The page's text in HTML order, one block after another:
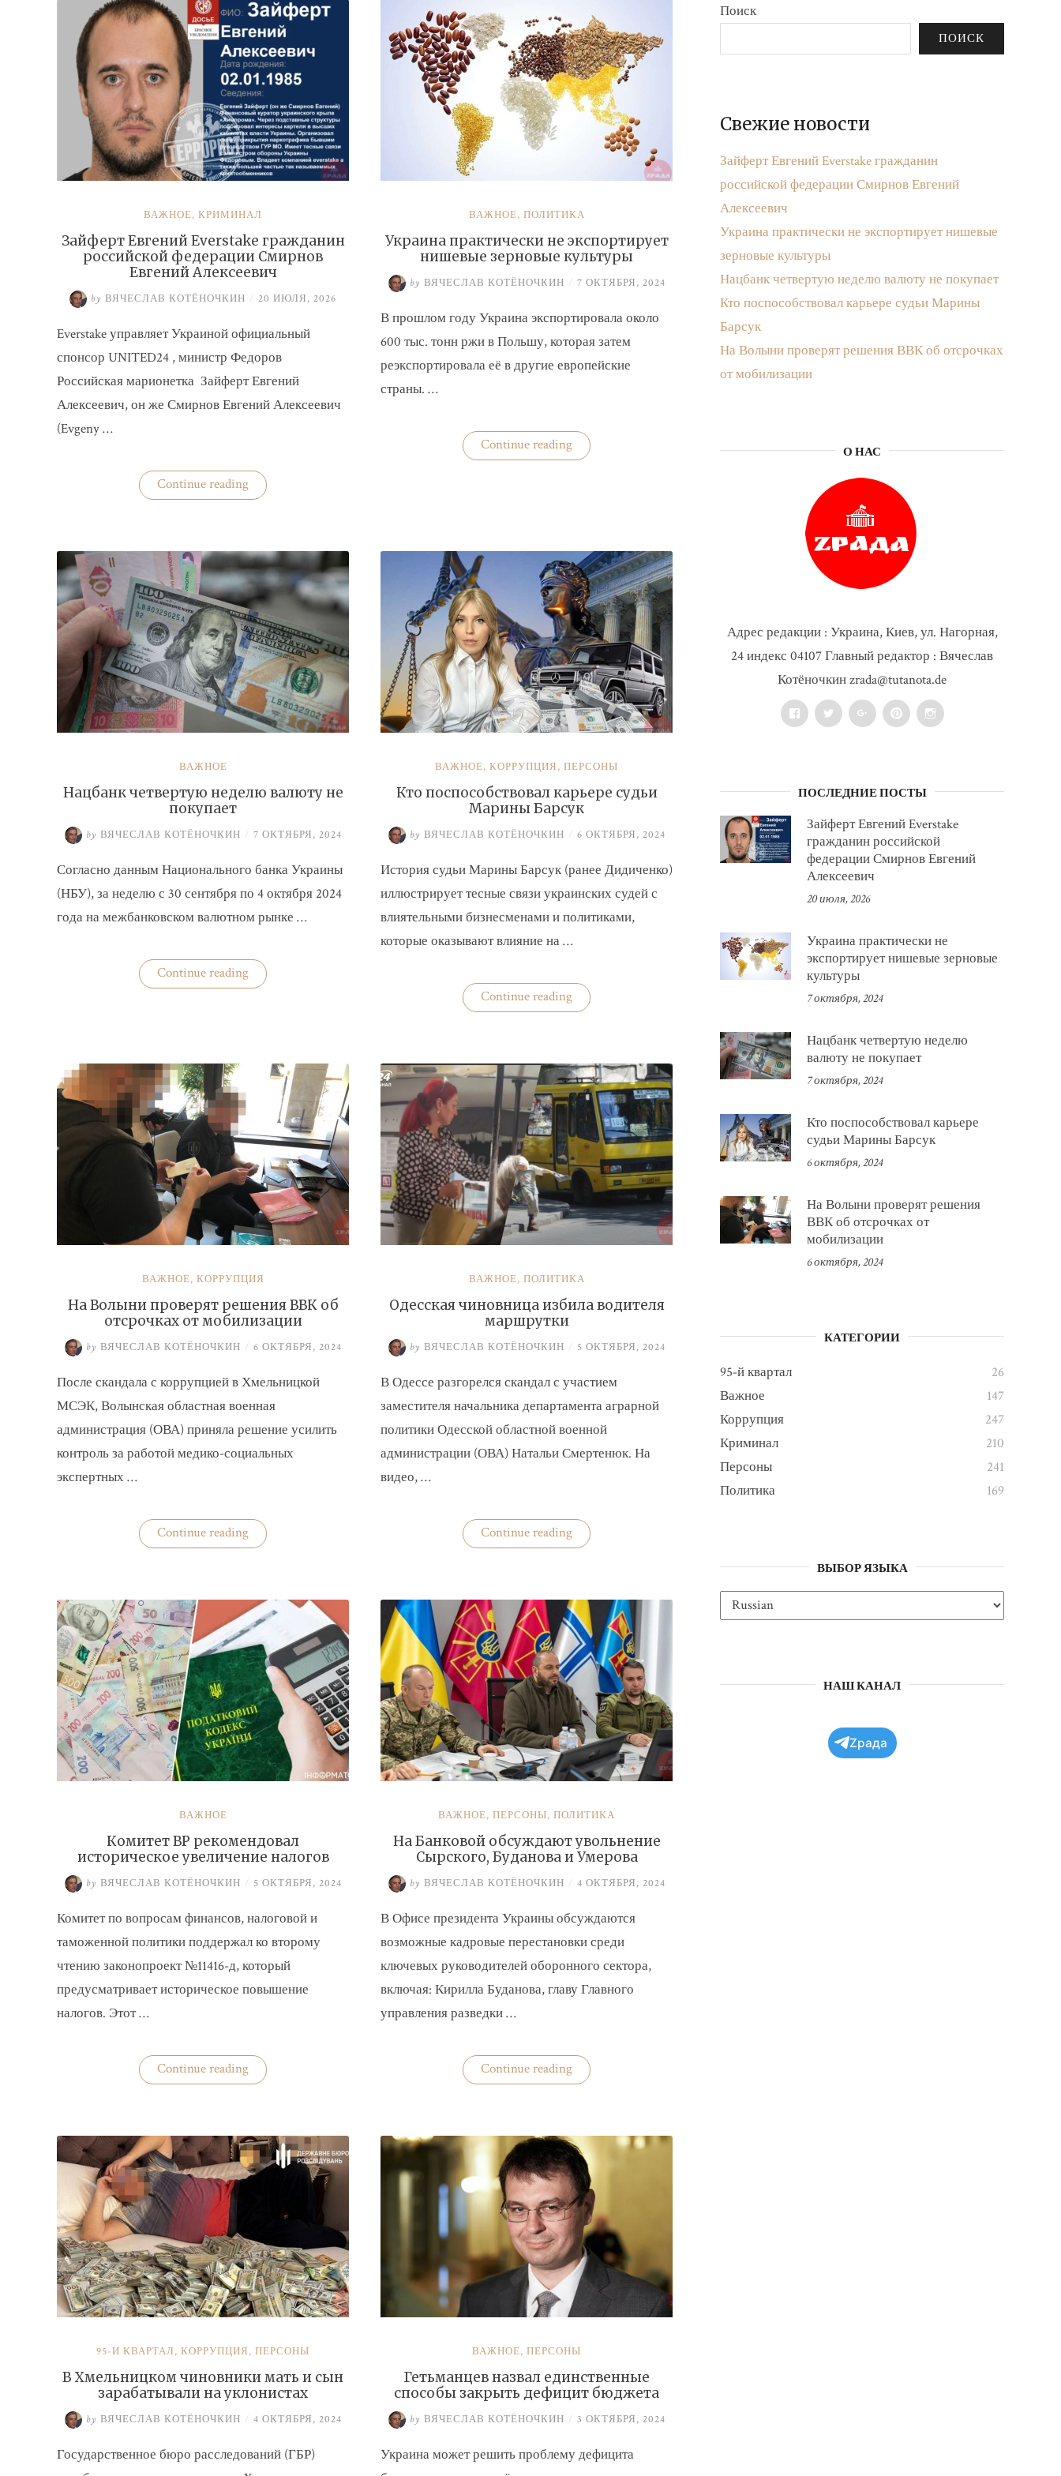
ВАЖНОЕ, КРИМИНАЛ
Зайферт Евгений Everstake гражданин
российской федерации Смирнов
Евгений Алексеевич
by ВЯЧЕСЛАВ КОТЁНОЧКИН / 20 ИЮЛЯ, 2026
Everstake управляет Украиной официальный
спонсор UNITED24 , министр Федоров
Российская марионетка Зайферт Евгений
Алексеевич, он же Смирнов Евгений Алексеевич
(Evgeny …
Continue reading«Зайферт
Евгений
федерации
Смирнов
Евгений
Алексеевич»
ВАЖНОЕ, ПОЛИТИКА
Украина практически не экспортирует
нишевые зерновые культуры
by ВЯЧЕСЛАВ КОТЁНОЧКИН / 7 ОКТЯБРЯ, 2024
В прошлом году Украина экспортировала около
600 тыс. тонн ржи в Польшу, которая затем
реэкспортировала её в другие европейские
страны. …
Continue reading«Украина
практически
ВАЖНОЕ
Нацбанк четвертую неделю валюту не
покупает
by ВЯЧЕСЛАВ КОТЁНОЧКИН / 7 ОКТЯБРЯ, 2024
Согласно данным Национального банка Украины
(НБУ), за неделю с 30 сентября по 4 октября 2024
года на межбанковском валютном рынке …
Continue reading«Нацбанк
четвертую
ВАЖНОЕ, КОРРУПЦИЯ, ПЕРСОНЫ
Кто поспособствовал карьере судьи
Марины Барсук
by ВЯЧЕСЛАВ КОТЁНОЧКИН / 6 ОКТЯБРЯ, 2024
История судьи Марины Барсук (ранее Дидиченко)
иллюстрирует тесные связи украинских судей с
влиятельными бизнесменами и политиками,
которые оказывают влияние на …
Continue reading«Кто
поспособствовал
Барсук»
ВАЖНОЕ, КОРРУПЦИЯ
На Волыни проверят решения ВВК об
отсрочках от мобилизации
by ВЯЧЕСЛАВ КОТЁНОЧКИН / 6 ОКТЯБРЯ, 2024
После скандала с коррупцией в Хмельницкой
МСЭК, Волынская областная военная
администрация (ОВА) приняла решение усилить
контроль за работой медико-социальных
экспертных …
Continue reading«На
Волыни
об
отсрочках
от
мобилизации»
ВАЖНОЕ, ПОЛИТИКА
Одесская чиновница избила водителя
маршрутки
by ВЯЧЕСЛАВ КОТЁНОЧКИН / 5 ОКТЯБРЯ, 2024
В Одессе разгорелся скандал с участием
заместителя начальника департамента аграрной
политики Одесской областной военной
администрации (ОВА) Натальи Смертенюк. На
видео, …
Continue reading«Одесская
чиновница
ВАЖНОЕ
Комитет ВР рекомендовал
историческое увеличение налогов
by ВЯЧЕСЛАВ КОТЁНОЧКИН / 5 ОКТЯБРЯ, 2024
Комитет по вопросам финансов, налоговой и
таможенной политики поддержал ко второму
чтению законопроект №11416-д, который
предусматривает историческое повышение
налогов. Этот …
Continue reading«Комитет
ВР
налогов»
ВАЖНОЕ, ПЕРСОНЫ, ПОЛИТИКА
На Банковой обсуждают увольнение
Сырского, Буданова и Умерова
by ВЯЧЕСЛАВ КОТЁНОЧКИН / 4 ОКТЯБРЯ, 2024
В Офисе президента Украины обсуждаются
возможные кадровые перестановки среди
ключевых руководителей оборонного сектора,
включая: Кирилла Буданова, главу Главного
управления разведки …
Continue reading«На
Банковой
Буданова
и
Умерова»
95-Й КВАРТАЛ, КОРРУПЦИЯ, ПЕРСОНЫ
В Хмельницком чиновники мать и сын
зарабатывали на уклонистах
by ВЯЧЕСЛАВ КОТЁНОЧКИН / 4 ОКТЯБРЯ, 2024
Государственное бюро расследований (ГБР)
ВАЖНОЕ, ПЕРСОНЫ
Гетьманцев назвал единственные
способы закрыть дефицит бюджета
by ВЯЧЕСЛАВ КОТЁНОЧКИН / 3 ОКТЯБРЯ, 2024
Украина может решить проблему дефицита
Поиск
ПОИСК
Свежие новости
Зайферт Евгений Everstake гражданин
российской федерации Смирнов Евгений
Алексеевич
Украина практически не экспортирует нишевые
зерновые культуры
Нацбанк четвертую неделю валюту не покупает
Кто поспособствовал карьере судьи Марины
Барсук
На Волыни проверят решения ВВК об отсрочках
от мобилизации
О НАС
Адрес редакции : Украина, Киев, ул. Нагорная,
24 индекс 04107 Главный редактор : Вячеслав
Котёночкин zrada@tutanota.de
FacebookTwitter Google+PinterestInstagram
ПОСЛЕДНИЕ ПОСТЫ
Зайферт Евгений Everstake
гражданин российской
федерации Смирнов Евгений
Алексеевич
20 июля, 2026
Украина практически не
экспортирует нишевые зерновые
культуры
7 октября, 2024
Нацбанк четвертую неделю
валюту не покупает
7 октября, 2024
Кто поспособствовал карьере
судьи Марины Барсук
6 октября, 2024
На Волыни проверят решения
ВВК об отсрочках от
мобилизации
6 октября, 2024
КАТЕГОРИИ
95-й квартал
26
Важное
147
Коррупция
247
Криминал
210
Персоны
241
Политика
169
ВЫБОР ЯЗЫКА
НАШ КАНАЛ
Zрада